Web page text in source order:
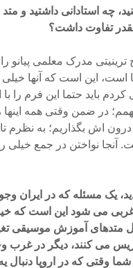
چه استادانی داشتید و
چقدر تفاوت داشت؟
مدرک معلمی پیانو
است، این است که آنها خیلی
باید حتما این فرم را با
در ضمن وقتی همه
اش بگذاریم؛ به نظرم
آنجا نواختن در جمع خیلی
یک مسئله که در ایران
می شود این است که
متدهای آموزش موسیقی
می کنند، دیگر در غرب
وقتی که در اروپا دنبال